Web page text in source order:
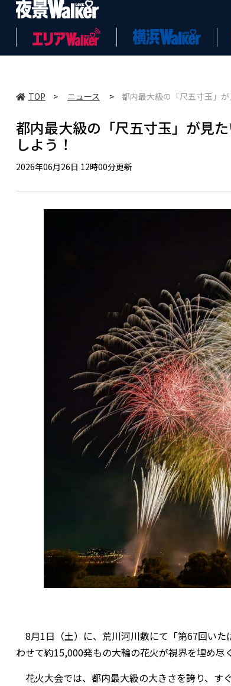
TOP > ニュース > 都内最大級の「尺五寸玉」
都内最大級の「尺五寸玉」が見
しよう！
2026年06月26日 12時00分更新
8月1日（土）に、荒川河川敷にて「第67回い
わせて約15,000発もの大輪の花火が視界を埋め尽く
花火大会では、都内最大級の大きさを誇り、す